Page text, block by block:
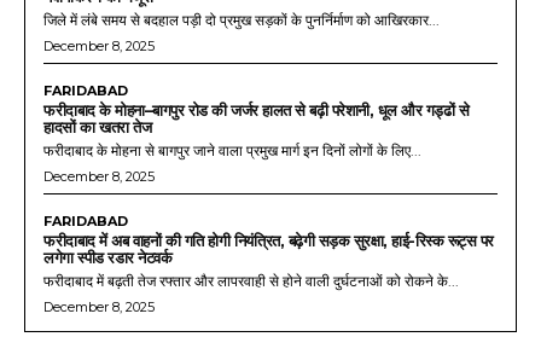
जिले में लंबे समय से बदहाल पड़ी दो प्रमुख सड़कों के पुनर्निर्माण को आखिरकार...
December 8, 2025
FARIDABAD
फरीदाबाद के मोहना–बागपुर रोड की जर्जर हालत से बढ़ी परेशानी, धूल और गड्ढों से
हादसों का खतरा तेज
फरीदाबाद के मोहना से बागपुर जाने वाला प्रमुख मार्ग इन दिनों लोगों के लिए...
December 8, 2025
FARIDABAD
फरीदाबाद में अब वाहनों की गति होगी नियंत्रित, बढ़ेगी सड़क सुरक्षा, हाई-रिस्क रूट्स पर
लगेगा स्पीड रडार नेटवर्क
फरीदाबाद में बढ़ती तेज रफ्तार और लापरवाही से होने वाली दुर्घटनाओं को रोकने के...
December 8, 2025